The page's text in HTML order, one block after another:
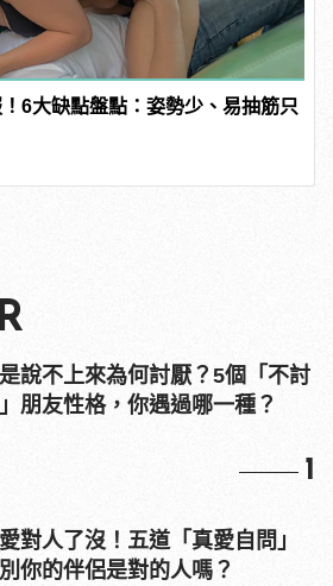
6大缺點盤點：姿勢少、易抽筋只
說不上來為何討厭？5個「不討
朋友性格，你遇過哪一種？
1
對人了沒！五道「真愛自問」
你的伴侶是對的人嗎？